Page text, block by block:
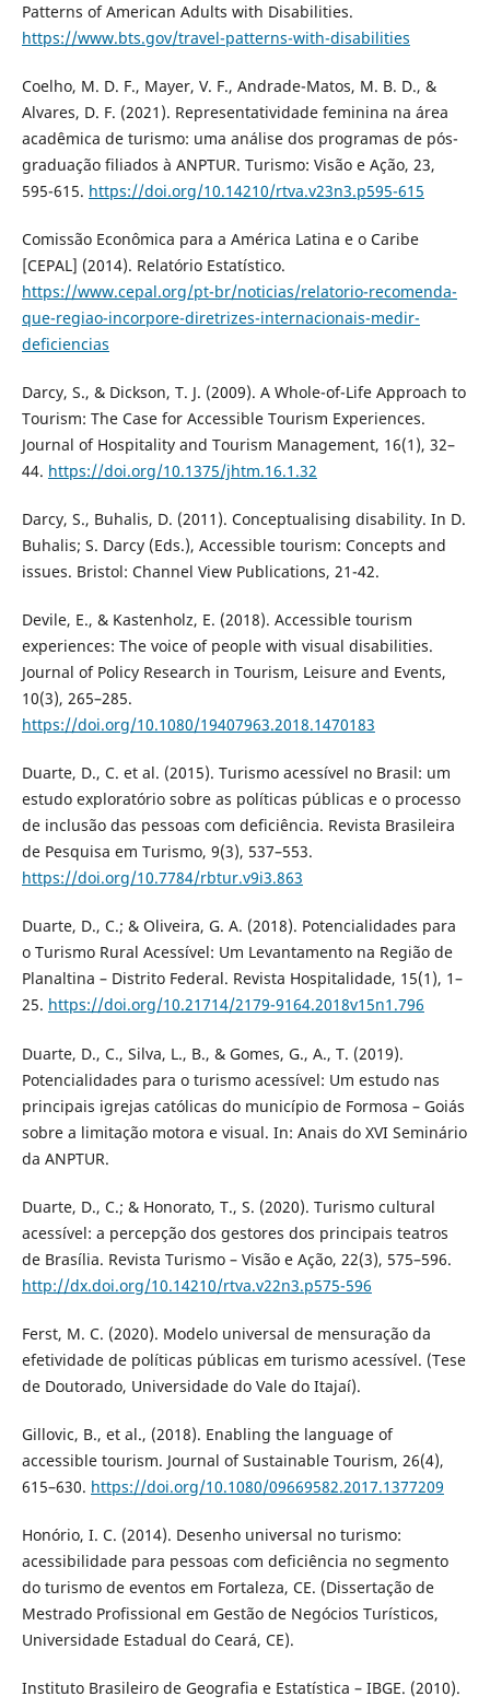
Patterns of American Adults with Disabilities.
https://www.bts.gov/travel-patterns-with-disabilities
Coelho, M. D. F., Mayer, V. F., Andrade-Matos, M. B. D., &
Alvares, D. F. (2021). Representatividade feminina na área
acadêmica de turismo: uma análise dos programas de pós-
graduação filiados à ANPTUR. Turismo: Visão e Ação, 23,
595-615. https://doi.org/10.14210/rtva.v23n3.p595-615
Comissão Econômica para a América Latina e o Caribe
[CEPAL] (2014). Relatório Estatístico.
https://www.cepal.org/pt-br/noticias/relatorio-recomenda-
que-regiao-incorpore-diretrizes-internacionais-medir-
deficiencias
Darcy, S., & Dickson, T. J. (2009). A Whole-of-Life Approach to
Tourism: The Case for Accessible Tourism Experiences.
Journal of Hospitality and Tourism Management, 16(1), 32–
44. https://doi.org/10.1375/jhtm.16.1.32
Darcy, S., Buhalis, D. (2011). Conceptualising disability. In D.
Buhalis; S. Darcy (Eds.), Accessible tourism: Concepts and
issues. Bristol: Channel View Publications, 21-42.
Devile, E., & Kastenholz, E. (2018). Accessible tourism
experiences: The voice of people with visual disabilities.
Journal of Policy Research in Tourism, Leisure and Events,
10(3), 265–285.
https://doi.org/10.1080/19407963.2018.1470183
Duarte, D., C. et al. (2015). Turismo acessível no Brasil: um
estudo exploratório sobre as políticas públicas e o processo
de inclusão das pessoas com deficiência. Revista Brasileira
de Pesquisa em Turismo, 9(3), 537–553.
https://doi.org/10.7784/rbtur.v9i3.863
Duarte, D., C.; & Oliveira, G. A. (2018). Potencialidades para
o Turismo Rural Acessível: Um Levantamento na Região de
Planaltina – Distrito Federal. Revista Hospitalidade, 15(1), 1–
25. https://doi.org/10.21714/2179-9164.2018v15n1.796
Duarte, D., C., Silva, L., B., & Gomes, G., A., T. (2019).
Potencialidades para o turismo acessível: Um estudo nas
principais igrejas católicas do município de Formosa – Goiás
sobre a limitação motora e visual. In: Anais do XVI Seminário
da ANPTUR.
Duarte, D., C.; & Honorato, T., S. (2020). Turismo cultural
acessível: a percepção dos gestores dos principais teatros
de Brasília. Revista Turismo – Visão e Ação, 22(3), 575–596.
http://dx.doi.org/10.14210/rtva.v22n3.p575-596
Ferst, M. C. (2020). Modelo universal de mensuração da
efetividade de políticas públicas em turismo acessível. (Tese
de Doutorado, Universidade do Vale do Itajaí).
Gillovic, B., et al., (2018). Enabling the language of
accessible tourism. Journal of Sustainable Tourism, 26(4),
615–630. https://doi.org/10.1080/09669582.2017.1377209
Honório, I. C. (2014). Desenho universal no turismo:
acessibilidade para pessoas com deficiência no segmento
do turismo de eventos em Fortaleza, CE. (Dissertação de
Mestrado Profissional em Gestão de Negócios Turísticos,
Universidade Estadual do Ceará, CE).
Instituto Brasileiro de Geografia e Estatística – IBGE. (2010).